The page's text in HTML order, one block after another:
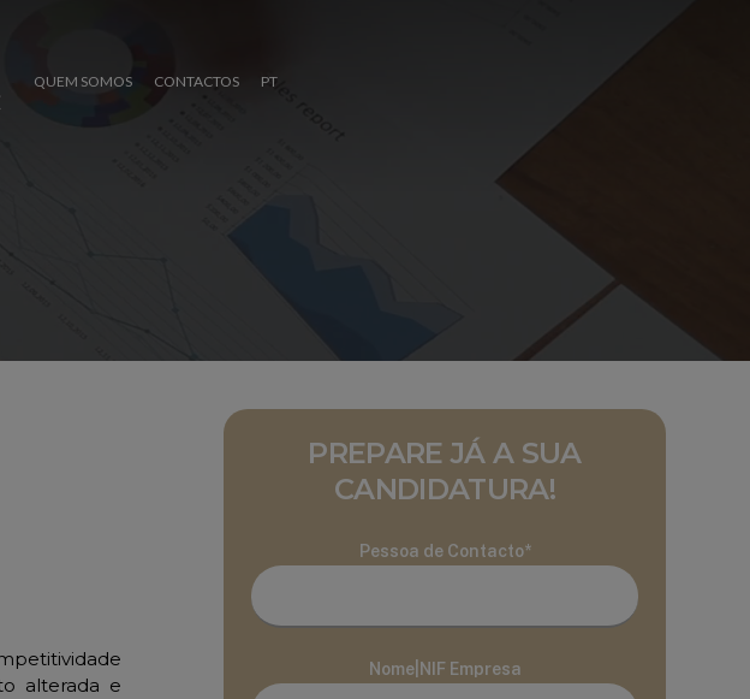
QUEM SOMOS CONTACTOS PT
alterada e
PREPARE JÁ A SUA
CANDIDATURA!
Pessoa de Contacto*
Nome|NIF Empresa